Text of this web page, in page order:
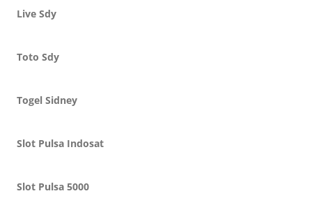
Live Sdy
Toto Sdy
Togel Sidney
Slot Pulsa Indosat
Slot Pulsa 5000